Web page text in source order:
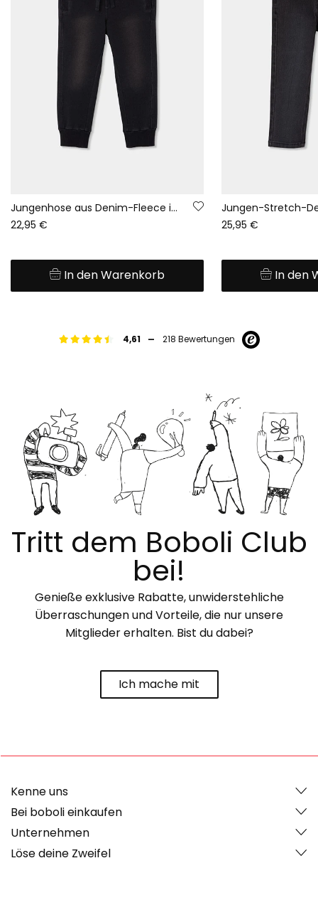
Jungenhose aus Denim-Fleece in Schwarz
22,95 €
In den Warenkorb
25,95 €
In den
4,61 - 218 Bewertungen
Tritt dem Boboli Club
bei!
Genieße exklusive Rabatte, unwiderstehliche
Überraschungen und Vorteile, die nur unsere
Mitglieder erhalten. Bist du dabei?
Ich mache mit
Kenne uns
Bei boboli einkaufen
Unternehmen
Löse deine Zweifel